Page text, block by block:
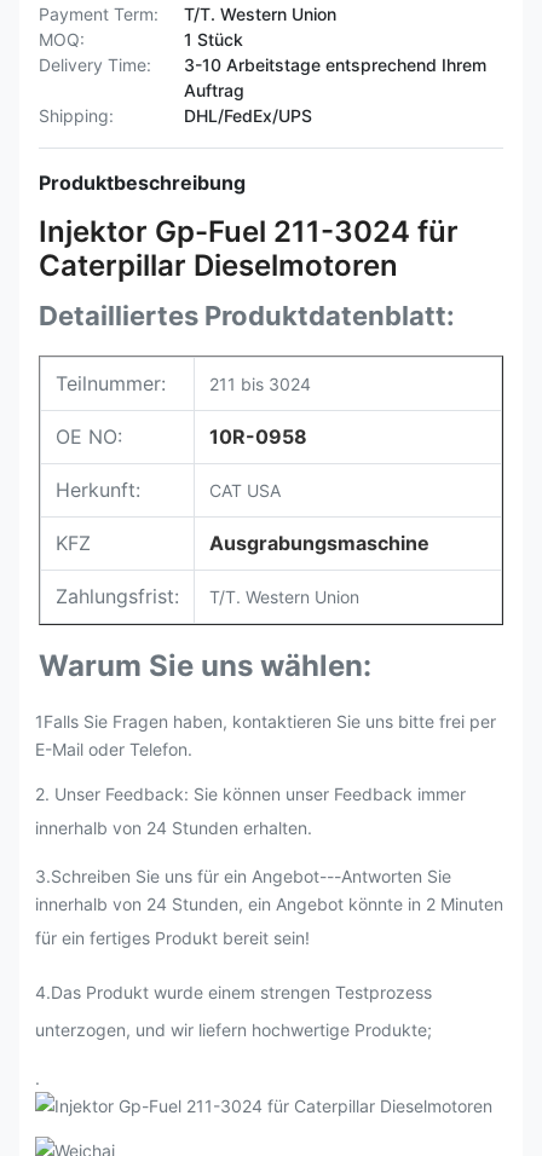
Payment Term:
T/T. Western Union
MOQ:
1 Stück
Delivery Time:
3-10 Arbeitstage entsprechend Ihrem
Auftrag
Shipping:
DHL/FedEx/UPS
Produktbeschreibung
Injektor Gp-Fuel 211-3024 für
Caterpillar Dieselmotoren
Detailliertes Produktdatenblatt:
Teilnummer: 211 bis 3024
OE NO: 10R-0958
Herkunft: CAT USA
KFZ Ausgrabungsmaschine
Zahlungsfrist: T/T. Western Union
Warum Sie uns wählen:
1Falls Sie Fragen haben, kontaktieren Sie uns bitte frei per
E-Mail oder Telefon.
2. Unser Feedback: Sie können unser Feedback immer
innerhalb von 24 Stunden erhalten.
3.Schreiben Sie uns für ein Angebot---Antworten Sie
innerhalb von 24 Stunden, ein Angebot könnte in 2 Minuten
für ein fertiges Produkt bereit sein!
4.Das Produkt wurde einem strengen Testprozess
unterzogen, und wir liefern hochwertige Produkte;
.